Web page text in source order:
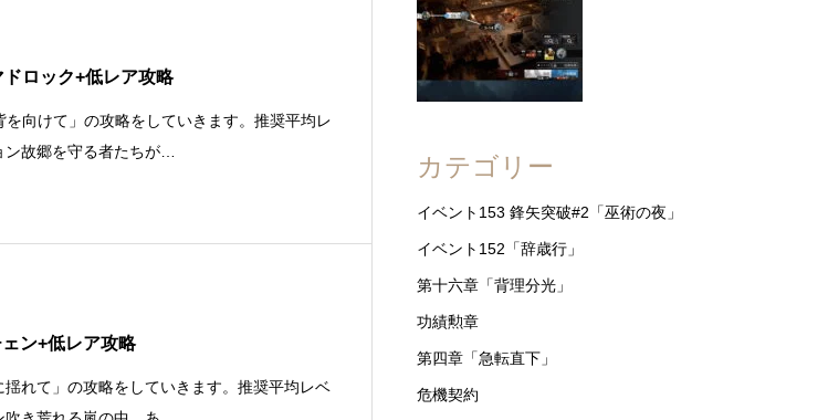
ロック+低レア攻略
向けて」の攻略をしていきます。推奨平均レ
故郷を守る者たちが…
ン+低レア攻略
れて」の攻略をしていきます。推奨平均レベ
カテゴリー
イベント153 鋒矢突破#2「巫術の夜」
イベント152「辞歳行」
第十六章「背理分光」
功績勲章
第四章「急転直下」
危機契約